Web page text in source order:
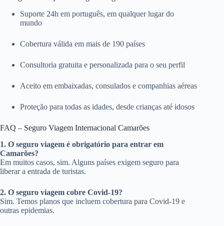
Suporte 24h em português, em qualquer lugar do
mundo
Cobertura válida em mais de 190 países
Consultoria gratuita e personalizada para o seu perfil
Aceito em embaixadas, consulados e companhias aéreas
Proteção para todas as idades, desde crianças até idosos
FAQ – Seguro Viagem Internacional Camarões
1. O seguro viagem é obrigatório para entrar em
Camarões?
Em muitos casos, sim. Alguns países exigem seguro para
liberar a entrada de turistas.
2. O seguro viagem cobre Covid-19?
Sim. Temos planos que incluem cobertura para Covid-19 e
outras epidemias.